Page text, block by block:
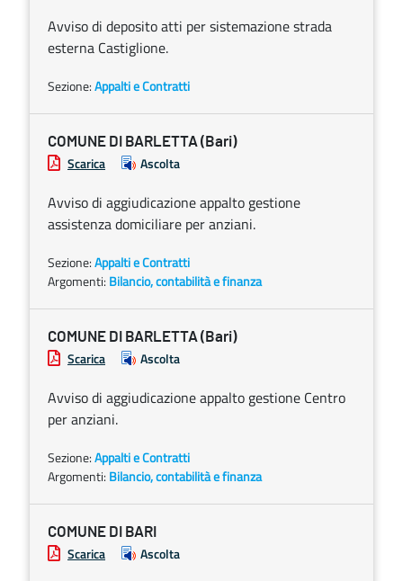
Avviso di deposito atti per sistemazione strada
esterna Castiglione.
Sezione:Appalti e Contratti
COMUNE DI BARLETTA (Bari)
Scarica Ascolta
Avviso di aggiudicazione appalto gestione
assistenza domiciliare per anziani.
Sezione:Appalti e Contratti
Argomenti: Bilancio, contabilità e finanza
COMUNE DI BARLETTA (Bari)
Scarica Ascolta
Avviso di aggiudicazione appalto gestione Centro
per anziani.
Sezione:Appalti e Contratti
Argomenti: Bilancio, contabilità e finanza
COMUNE DI BARI
Scarica Ascolta